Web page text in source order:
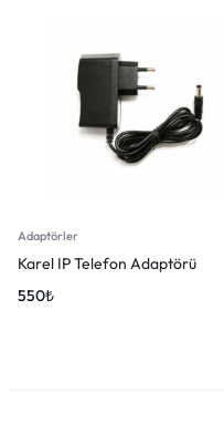
Adaptörler
Karel IP Telefon Adaptörü
550₺